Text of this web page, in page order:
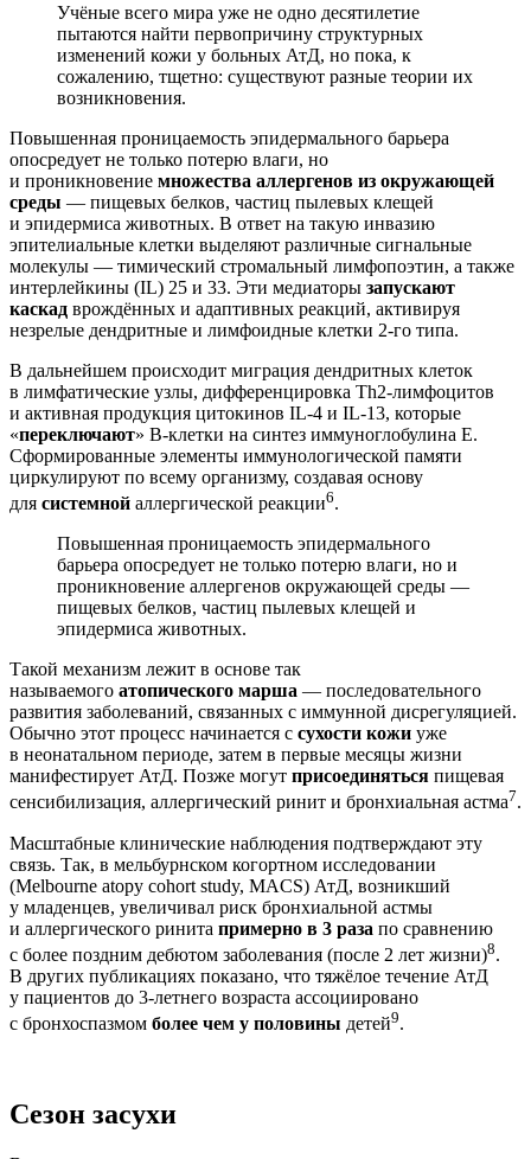
Учёные всего мира уже не одно десятилетие
пытаются найти первопричину структурных
изменений кожи у больных АтД, но пока, к
сожалению, тщетно: существуют разные теории их
возникновения.
Повышенная проницаемость эпидермального барьера
опосредует не только потерю влаги, но
и проникновение множества аллергенов из окружаю­щей
среды — пищевых белков, частиц пылевых клещей
и эпидермиса животных. В ответ на такую инвазию
эпителиальные клетки выделяют различные сигнальные
молекулы — тимический стромальный лимфопоэтин, а также
интерлейкины (IL) 25 и 33. Эти медиаторы запускают
каскад врождённых и адаптивных реакций, активируя
незрелые дендритные и лимфоидные клетки 2-го типа.
В дальнейшем происходит миграция дендритных клеток
в лимфатические узлы, дифференцировка Th2-лимфоцитов
и активная продукция цитокинов IL-4 и IL-13, которые
«переключают» В-клетки на синтез иммуноглобулина E.
Сформированные элементы иммунологической памяти
циркулируют по всему организму, создавая основу
для системной аллергической реакции6.
Повышенная проницаемость эпидермального
барьера опосредует не только потерю влаги, но и
проникновение аллергенов окружающей среды —
пищевых белков, частиц пылевых клещей и
эпидермиса животных.
Такой механизм лежит в основе так
называемого атопического марша — последовательного
развития заболеваний, связанных с иммунной дисрегуляцией.
Обычно этот процесс начинается с сухости кожи уже
в неонатальном периоде, затем в первые месяцы жизни
манифестирует АтД. Позже могут присоединяться пищевая
сенсибилизация, аллергический ринит и бронхиальная астма7.
Масштабные клинические наблюдения подтверждают эту
связь. Так, в мельбурнском когортном исследовании
(Melbourne atopy cohort study, MACS) АтД, возникший
у младенцев, увеличивал риск бронхиальной астмы
и аллергического ринита примерно в 3 ра­за по сравнению
с более поздним дебютом заболевания (после 2 лет жизни)8.
В других публикациях показано, что тяжёлое течение АтД
у пациентов до 3-летнего возраста ассоциировано
с бронхоспазмом более чем у половины детей9.
Сезон засухи